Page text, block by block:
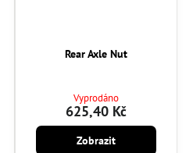
Rear Axle Nut
Vyprodáno
625,40 Kč
Zobrazit